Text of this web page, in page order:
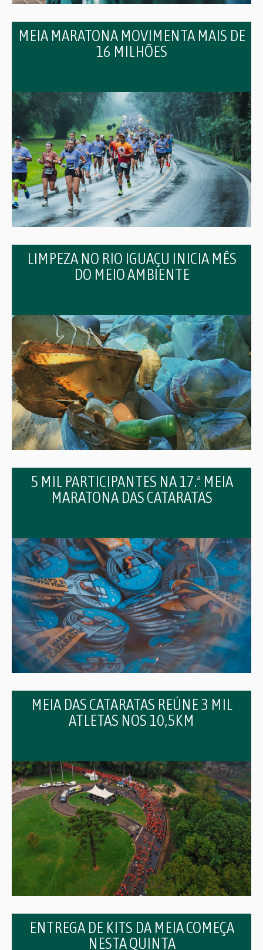
MEIA MARATONA MOVIMENTA MAIS DE
16 MILHÕES
LIMPEZA NO RIO IGUAÇU INICIA MÊS
DO MEIO AMBIENTE
5 MIL PARTICIPANTES NA 17.ª MEIA
MARATONA DAS CATARATAS
MEIA DAS CATARATAS REÚNE 3 MIL
ATLETAS NOS 10,5KM
ENTREGA DE KITS DA MEIA COMEÇA
NESTA QUINTA